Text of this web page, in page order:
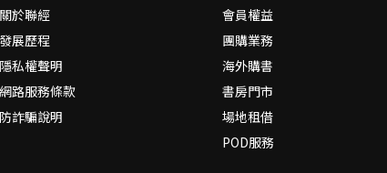
於聯經
展歷程
私權聲明
路服務條款
詐騙說明
會員權益
團購業務
海外購書
書房門市
場地租借
POD服務